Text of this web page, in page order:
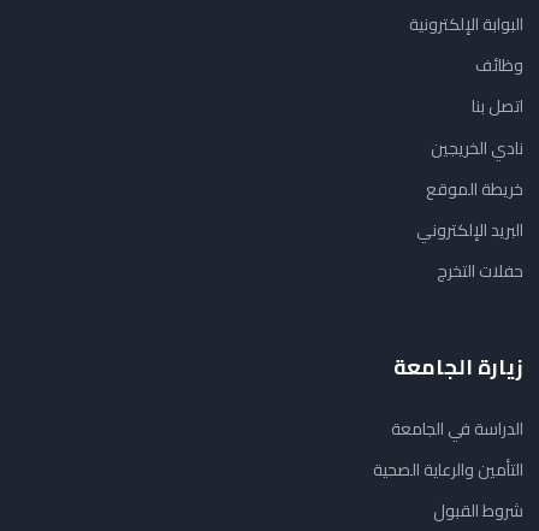
البوابة الإلكترونية
وظائف
اتصل بنا
نادي الخريجين
خريطة الموقع
البريد الإلكتروني
حفلات التخرج
زيارة الجامعة
الدراسة في الجامعة
التأمين والرعاية الصحية
شروط القبول